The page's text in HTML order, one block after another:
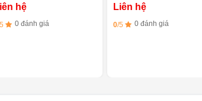
hệ
0 đánh giá
Liên hệ
0/5 0 đánh giá